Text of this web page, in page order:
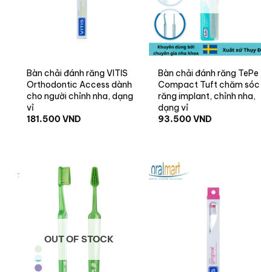
Bàn chải đánh răng VITIS
Orthodontic Access dành
cho người chỉnh nha, dạng
vỉ
181.500VND
+
Bàn chải đánh răng TePe
Compact Tuft chăm sóc
răng implant, chỉnh nha,
dạng vỉ
93.500VND
OUT OF STOCK